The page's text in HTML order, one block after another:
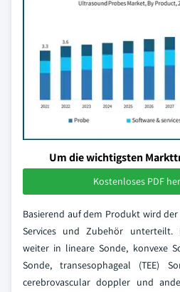
Um die wichtigsten
Kostenloses PDF
Basierend auf dem Produkt wird
Services und Zubehör unterteilt.
weiter in lineare Sonde, konvexe
Sonde, transesophageal (TEE)
cerebrovascular doppler und